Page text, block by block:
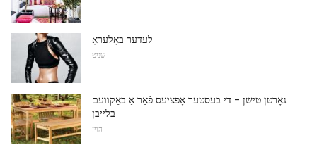
לעדער באָלעראָ
שניט
גאָרטן טישן - די בעסטער אָפּציעס פֿאַר אַ באַקוועם
בלייַבן
הויז